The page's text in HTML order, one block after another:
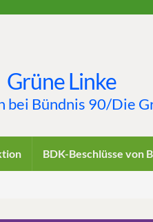
Grüne Linke
bei Bündnis 90/Die
BDK-Beschlüsse von